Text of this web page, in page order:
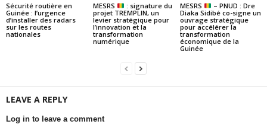
Sécurité routière en
Guinée : l’urgence
d’installer des radars
sur les routes
nationales
MESRS
: signature du
projet TREMPLIN, un
levier stratégique pour
l’innovation et la
transformation
numérique
MESRS
– PNUD : Dre
Diaka Sidibé co-signe un
ouvrage stratégique
pour accélérer la
transformation
économique de la
Guinée
LEAVE A REPLY
Log in to leave a comment